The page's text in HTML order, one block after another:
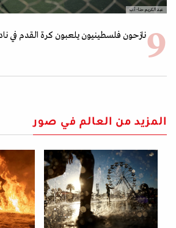
عبد الكريم حنا- أ.ب
نازحون فلسطينيون يلعبون كرة القدم في نادي
المزيد من العالم في صور